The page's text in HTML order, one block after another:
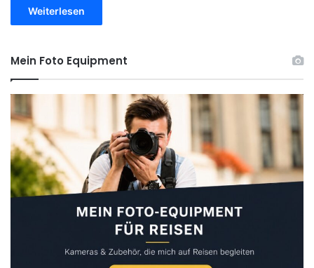
Weiterlesen
Mein Foto Equipment